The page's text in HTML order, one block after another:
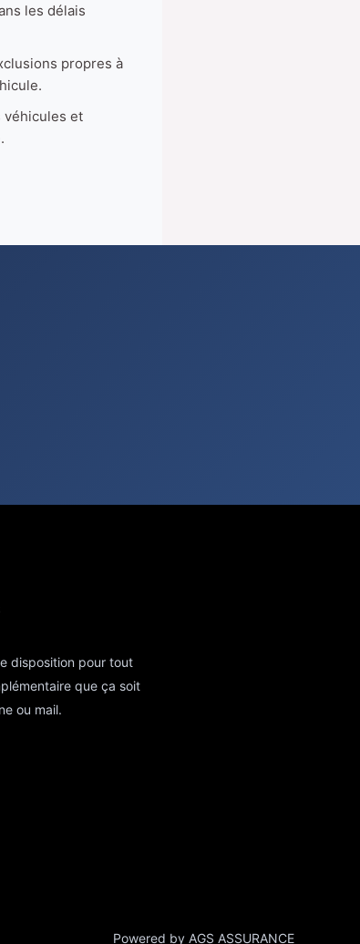
les délais
propres à
véhicules et
disposition pour tout
que ça soit
ou mail.
Powered by AGS ASSURANCE